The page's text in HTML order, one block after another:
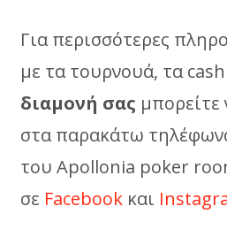
Για περισσότερες
με τα τουρνουά, τα
διαμονή σας μπορείτε
στα παρακάτω
του Apollonia poker
σε Facebook και